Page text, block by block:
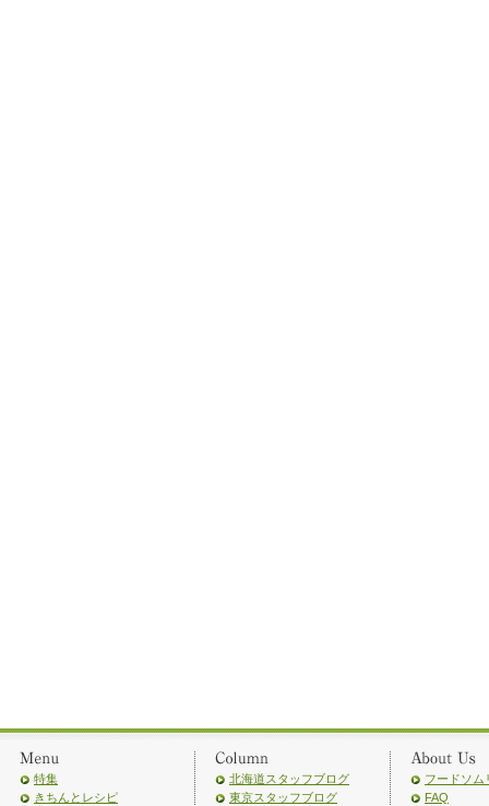
特集
きちんとレシピ
北海道スタッフブログ
東京スタッフブログ
フードソム
FAQ